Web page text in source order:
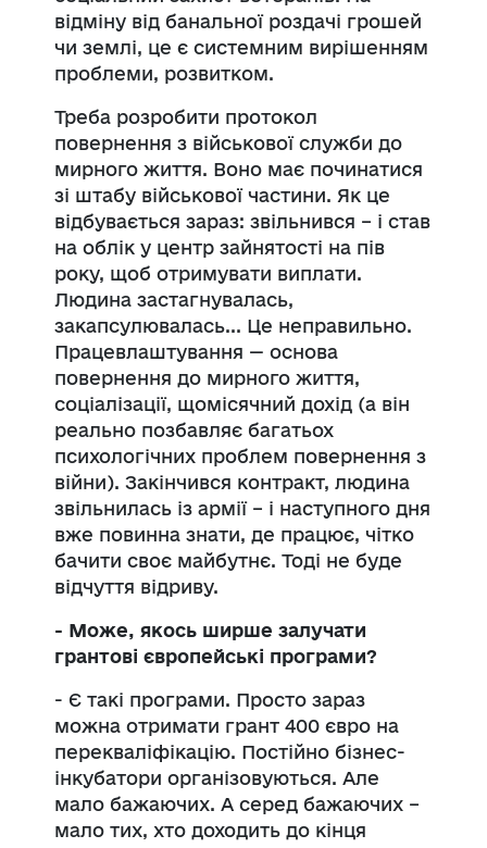
відміну від банальної роздачі грошей
чи землі, це є системним вирішенням
проблеми, розвитком.
Треба розробити протокол
повернення з військової служби до
мирного життя. Воно має починатися
зі штабу військової частини. Як це
відбувається зараз: звільнився – і став
на облік у центр зайнятості на пів
року, щоб отримувати виплати.
Людина застагнувалась,
закапсулювалась... Це неправильно.
Працевлаштування — основа
повернення до мирного життя,
соціалізації, щомісячний дохід (а він
реально позбавляє багатьох
психологічних проблем повернення з
війни). Закінчився контракт, людина
звільнилась із армії – і наступного дня
вже повинна знати, де працює, чітко
бачити своє майбутнє. Тоді не буде
відчуття відриву.
- Може, якось ширше залучати
грантові європейські програми?
- Є такі програми. Просто зараз
можна отримати грант 400 євро на
перекваліфікацію. Постійно бізнес-
інкубатори організовуються. Але
мало бажаючих. А серед бажаючих –
мало тих, хто доходить до кінця